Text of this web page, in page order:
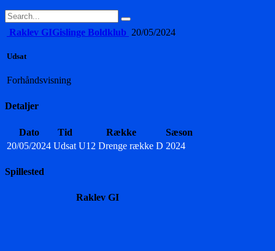
Raklev GIGislinge Boldklub 20/05/2024
Udsat
Forhåndsvisning
Detaljer
Dato Tid Række
Sæson
20/05/2024 Udsat U12 Drenge række D 2024
Spillested
Raklev GI